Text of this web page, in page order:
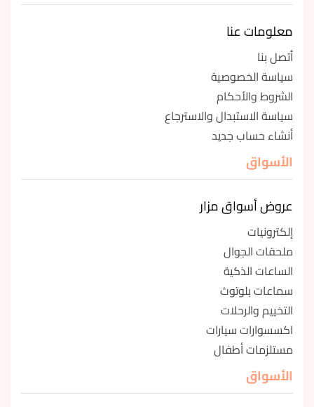
معلومات عنا
أتصل بنا
سياسة الخصوصية
الشروط والأحكام
سياسة الاستبدال والاسترجاع
أنشاء حساب جديد
الأسواق
عروض أسواق مزار
إلكترونيات
ملحقات الجوال
الساعات الذكية
سماعات بلوتوث
التخييم والرحلات
اكسسوارات سيارات
مستلزمات أطفال
الأسواق